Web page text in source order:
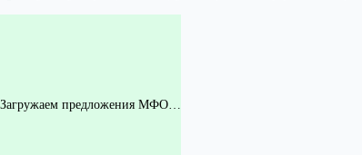
Загружаем предложения МФО…